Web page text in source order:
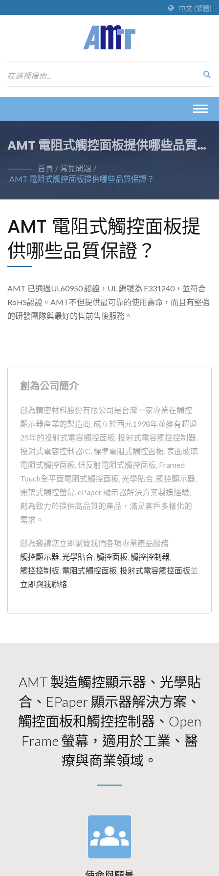
中文 (繁體)
AMT 電阻式觸控面板提供哪些品質保
證？
首頁 / 常見問題 /
AMT 電阻式觸控面板提供哪些品質保證？
AMT 電阻式觸控面板提
供哪些品質保證？
AMT 已通過UL60950 認證，UL 編號為 E331240，並符合
RoHS認證。AMT不但提供最可靠的使用壽命，而且有堅強
的研發團隊與最好的售前售後服務。
創為公司簡介
創為精密材料股份有限公司是台灣一家專業在觸控
顯示器產業的製造商. 成立於西元1998年並擁有超過
25年的投射式電容觸控面板, 投射式電容觸控控制器,
投射式電容控制器IC, 標準電阻式觸控面板, 表面玻璃
電阻式觸控面板, 低反射電阻式觸控面板, Framed
Touch全平面電阻式觸控面板, 光學貼合, 觸控顯示器,
開架式觸控螢幕, ePaper 顯示器解決方案製造經驗,
創為致力於提供高品質的產品，滿足客戶多樣化的
需求。
創為邀請您立即瀏覽我們各項專業產品服務
觸控顯示器,光學貼合,觸控面板,觸控控制器,
觸控控制板, 電阻式觸控面板,投射式電容觸控面板並
立即與我聯絡.
AMT 製造觸控顯示器、光學貼
合、ePaper 顯示器解決方案、
觸控面板和觸控控制器、Open
Frame 螢幕，適用於工業、醫
療與商業領域。